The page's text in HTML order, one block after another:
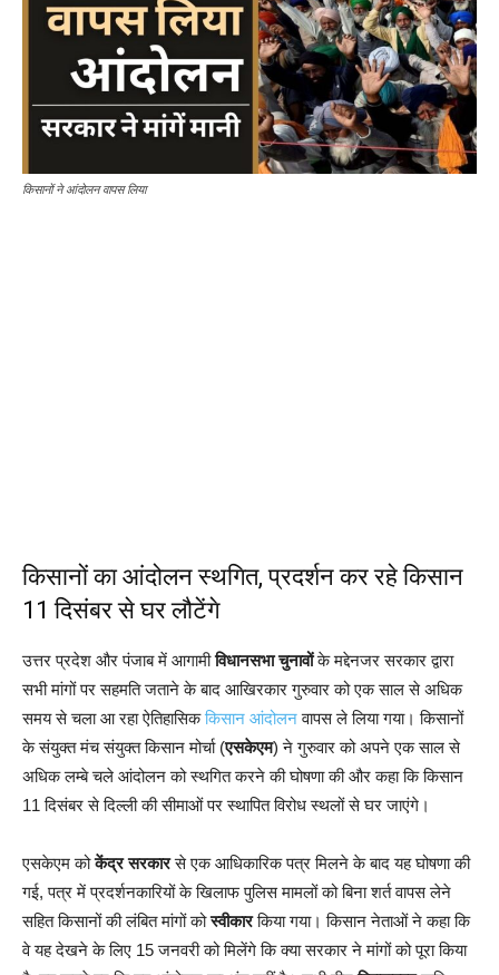
किसानों ने आंदोलन वापस लिया
किसानों का आंदोलन स्थगित, प्रदर्शन कर रहे किसान
11 दिसंबर से घर लौटेंगे
उत्तर प्रदेश और पंजाब में आगामीविधानसभा चुनावोंके मद्देनजर सरकार द्वारा
सभी मांगों पर सहमति जताने के बाद आखिरकार गुरुवार को एक साल से अधिक
समय से चला आ रहा ऐतिहासिककिसान आंदोलनवापस ले लिया गया। किसानों
के संयुक्त मंच संयुक्त किसान मोर्चा (एसकेएम) ने गुरुवार को अपने एक साल से
अधिक लम्बे चले आंदोलन को स्थगित करने की घोषणा की और कहा कि किसान
11 दिसंबर से दिल्ली की सीमाओं पर स्थापित विरोध स्थलों से घर जाएंगे।
एसकेएम कोकेंद्र सरकारसे एक आधिकारिक पत्र मिलने के बाद यह घोषणा की
गई, पत्र में प्रदर्शनकारियों के खिलाफ पुलिस मामलों को बिना शर्त वापस लेने
सहित किसानों की लंबित मांगों कोस्वीकारकिया गया। किसान नेताओं ने कहा कि
वे यह देखने के लिए 15 जनवरी को मिलेंगे कि क्या सरकार ने मांगों को पूरा किया